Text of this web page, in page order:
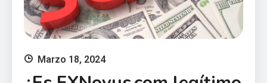
Marzo 18, 2024